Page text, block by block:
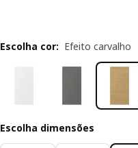
Escolha cor: Efeito carvalho
Escolha dimensões